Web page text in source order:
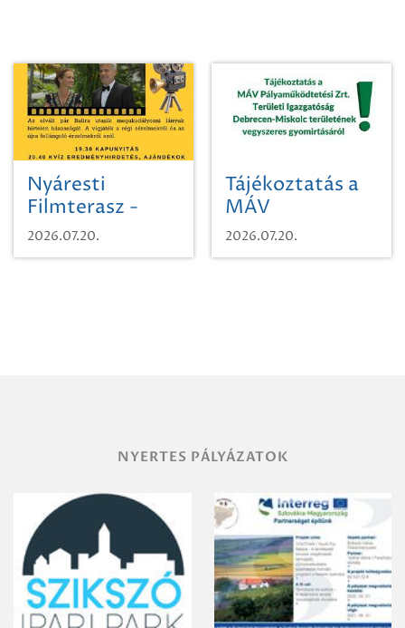
Nyáresti
Filmterasz -
Beugró a
Paradicsomba
2026.07.20.
Tájékoztatás a
MÁV
Pályaműködtetési
Zrt. Területi
2026.07.20.
NYERTES PÁLYÁZATOK